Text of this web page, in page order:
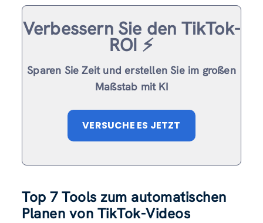
Verbessern Sie den TikTok-
ROI ⚡️
Sparen Sie Zeit und erstellen Sie im großen
Maßstab mit KI
VERSUCHE ES JETZT
Top 7 Tools zum automatischen
Planen von TikTok-Videos